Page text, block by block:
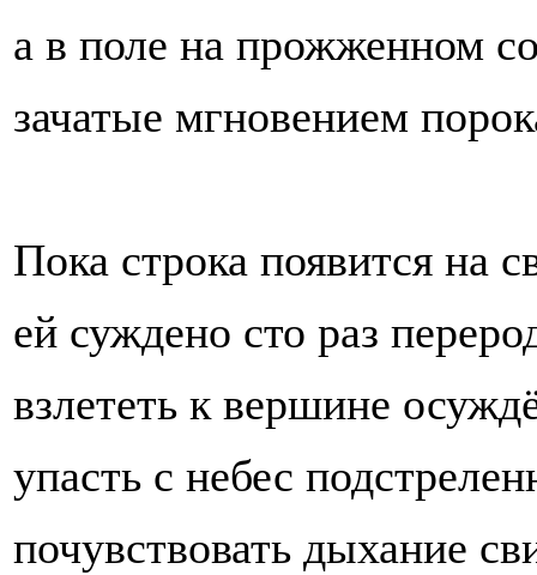
а в поле на прожженном
зачатые мгновением
Пока строка появится на
ей суждено сто раз
взлететь к вершине
упасть с небес
почувствовать дыхание